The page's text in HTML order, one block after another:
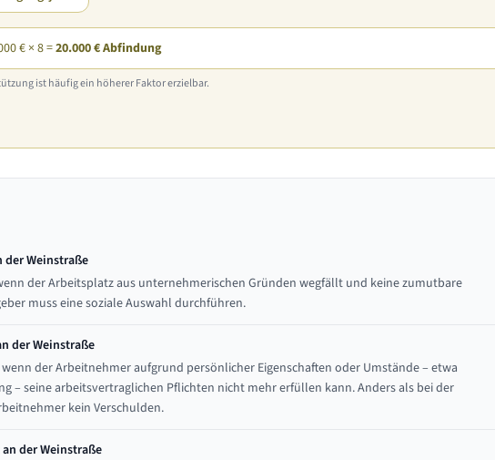
€ × 8 =20.000 € Abfindung
ist häufig ein höherer Faktor erzielbar.
Weinstraße
der Arbeitsplatz aus unternehmerischen Gründen wegfällt und keine zumutbare
muss eine soziale Auswahl durchführen.
der Weinstraße
der Arbeitnehmer aufgrund persönlicher Eigenschaften oder Umstände – etwa
– seine arbeitsvertraglichen Pflichten nicht mehr erfüllen kann. Anders als bei der
kein Verschulden.
der Weinstraße